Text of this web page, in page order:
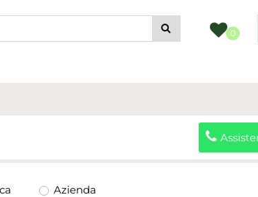
aggiorna automaticamente gli altri filtri
0
Azienda